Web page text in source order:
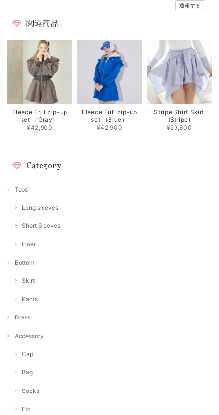
通報する
関連商品
Fleece Frill zip-up
set （Gray）
¥42,900
Fleece Frill zip-up
set （Blue）
¥42,900
Stripe Shirt Skirt
(Stripe)
¥29,800
Category
Tops
Long sleeves
Short Sleeves
Inner
Bottom
Skirt
Pants
Dress
Accessory
Cap
Bag
Socks
Etc